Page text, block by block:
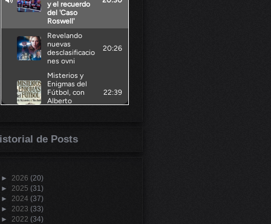
de Posts
► 2026 (20)
► 2025 (31)
► 2024 (37)
► 2023 (33)
► 2022 (34)